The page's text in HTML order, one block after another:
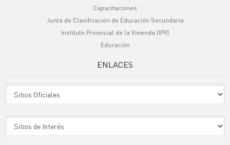
Capacitaciones
Junta de Clasificación de Educación Secundaria
Instituto Provincial de la Vivienda (IPV)
Educación
ENLACES